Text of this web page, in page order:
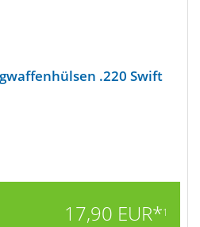
.220 Swift
17,90 EUR*1